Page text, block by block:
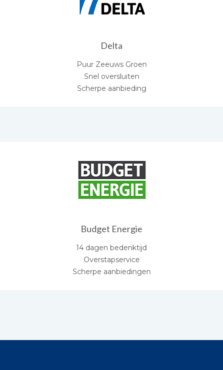
Delta
Puur Zeeuws Groen
Snel oversluiten
Scherpe aanbieding
Budget Energie
14 dagen bedenktijd
Overstapservice
Scherpe aanbiedingen